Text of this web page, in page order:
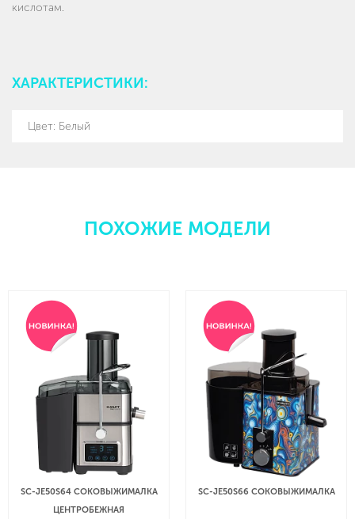
кислотам.
ХАРАКТЕРИСТИКИ:
Цвет: Белый
ПОХОЖИЕ МОДЕЛИ
SC-JE50S64 СОКОВЫЖИМАЛКА
ЦЕНТРОБЕЖНАЯ
SC-JE50S66 СОКОВЫЖИМАЛКА